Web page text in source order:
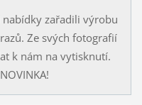
nabídky zařadili výrobu
Ze svých fotografií
k nám na vytisknutí.